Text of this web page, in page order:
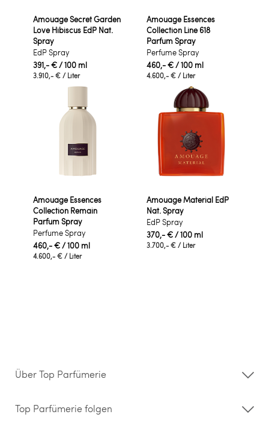
Amouage Secret Garden
Love Hibiscus EdP Nat.
Spray
EdP Spray
391,- €/ 100 ml
3.910,- € / Liter
Amouage Essences
Collection Line 618
Parfum Spray
Perfume Spray
460,- €/ 100 ml
4.600,- € / Liter
Amouage Essences
Collection Remain
Parfum Spray
Perfume Spray
460,- €/ 100 ml
4.600,- € / Liter
Amouage Material EdP
Nat. Spray
EdP Spray
370,- €/ 100 ml
3.700,- € / Liter
Über Top Parfümerie
Storefinder
Kontakt
Top Parfümerie folgen